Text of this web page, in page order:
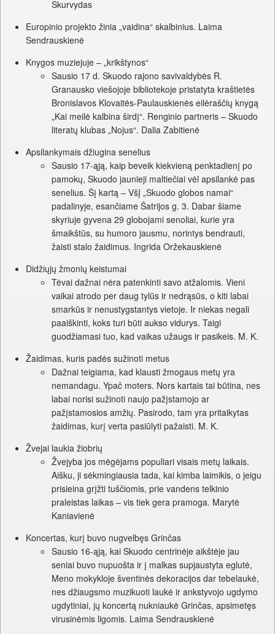
Skurvydas
Europinio projekto žinia „vaidina“ skalbinius. Laima
Sendrauskienė
Knygos muziejuje – „krikštynos“
Sausio 17 d. Skuodo rajono savivaldybės R.
Granausko viešojoje bibliotekoje pristatyta kraštietės
Bronislavos Klovaitės-Paulauskienės eilėraščių knygą
„Kai meilė kalbina širdį“. Renginio partneris – Skuodo
literatų klubas „Nojus“. Dalia Zabitienė
Apsilankymais džiugina senelius
Sausio 17-ąją, kaip beveik kiekvieną penktadienį po
pamokų, Skuodo jaunieji maltiečiai vėl apsilankė pas
senelius. Šį kartą – VšĮ „Skuodo globos namai“
padalinyje, esančiame Šatrijos g. 3. Dabar šiame
skyriuje gyvena 29 globojami senoliai, kurie yra
šmaikštūs, su humoro jausmu, norintys bendrauti,
žaisti stalo žaidimus. Ingrida Oržekauskienė
Didžiųjų žmonių keistumai
Tėvai dažnai nėra patenkinti savo atžalomis. Vieni
vaikai atrodo per daug tylūs ir nedrąsūs, o kiti labai
smarkūs ir nenustygstantys vietoje. Ir niekas negali
paaiškinti, koks turi būti aukso vidurys. Taigi
guodžiamasi tuo, kad vaikas užaugs ir pasikeis. M. K.
Žaidimas, kuris padės sužinoti metus
Dažnai teigiama, kad klausti žmogaus metų yra
nemandagu. Ypač moters. Nors kartais tai būtina, nes
labai norisi sužinoti naujo pažįstamojo ar
pažįstamosios amžių. Pasirodo, tam yra pritaikytas
žaidimas, kurį verta pasiūlyti pažaisti. M. K.
Žvejai laukia žiobrių
Žvejyba jos mėgėjams populiari visais metų laikais.
Aišku, ji sėkmingiausia tada, kai kimba laimikis, o jeigu
prisieina grįžti tuščiomis, prie vandens telkinio
praleistas laikas – vis tiek gera pramoga. Marytė
Kaniavienė
Koncertas, kurį buvo nugvelbęs Grinčas
Sausio 16-ąją, kai Skuodo centrinėje aikštėje jau
seniai buvo nupuošta ir į malkas supjaustyta eglutė,
Meno mokykloje šventinės dekoracijos dar tebelaukė,
nes džiaugsmo muzikuoti laukė ir ankstyvojo ugdymo
ugdytiniai, jų koncertą nukniaukė Grinčas, apsimetęs
virusinėmis ligomis. Laima Sendrauskienė